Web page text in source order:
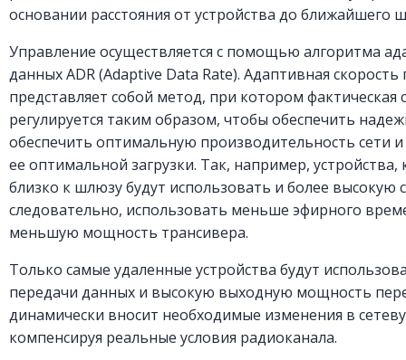
основании расстояния от устройства до ближайшего
Управление осуществляется с помощью алгоритма
данных ADR (Adaptive Data Rate). Адаптивная
представляет собой метод, при котором фактическая
регулируется таким образом, чтобы обеспечить
обеспечить оптимальную производительность сети
ее оптимальной загрузки. Так, например,
близко к шлюзу будут использовать и более высокую
следовательно, использовать меньше эфирного
меньшую мощность трансивера.
Только самые удаленные устройства будут
передачи данных и высокую выходную мощность
динамически вносит необходимые изменения в
компенсируя реальные условия радиоканала.